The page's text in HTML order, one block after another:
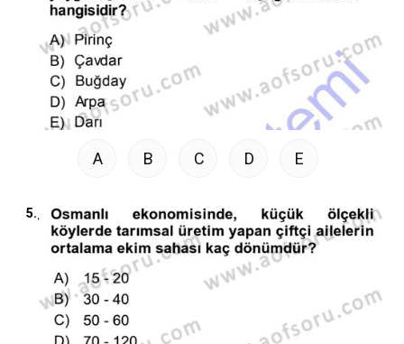
A B C D E
5.